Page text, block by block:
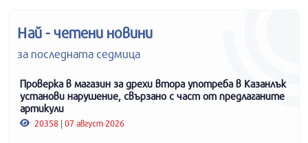
Най - четени новини
за последната седмица
Проверка в магазин за дрехи втора употреба в Казанлък
установи нарушение, свързано с част от предлаганите
артикули
20358 | 07 август 2026